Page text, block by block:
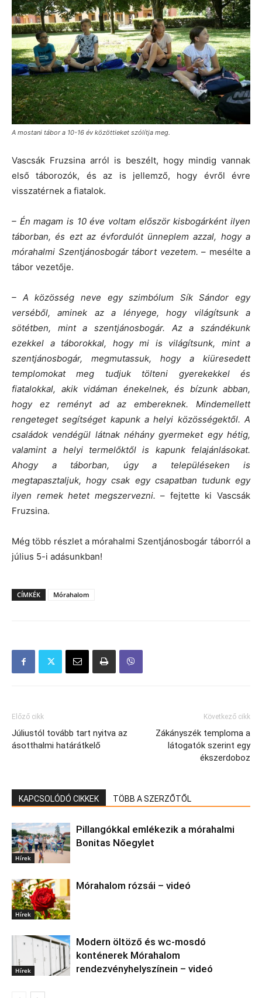
A mostani tábor a 10-16 év közöttieket szólítja meg.
Vascsák Fruzsina arról is beszélt, hogy mindig vannak
első táborozók, és az is jellemző, hogy évről évre
visszatérnek a fiatalok.
– Én magam is 10 éve voltam először kisbogárként ilyen
táborban, és ezt az évfordulót ünneplem azzal, hogy a
mórahalmi Szentjánosbogár tábort vezetem. – mesélte a
tábor vezetője.
– A közösség neve egy szimbólum Sík Sándor egy
verséből, aminek az a lényege, hogy világítsunk a
sötétben, mint a szentjánosbogár. Az a szándékunk
ezekkel a táborokkal, hogy mi is világítsunk, mint a
szentjánosbogár, megmutassuk, hogy a kiüresedett
templomokat meg tudjuk tölteni gyerekekkel és
fiatalokkal, akik vidáman énekelnek, és bízunk abban,
hogy ez reményt ad az embereknek. Mindemellett
rengeteget segítséget kapunk a helyi közösségektől. A
családok vendégül látnak néhány gyermeket egy hétig,
valamint a helyi termelőktől is kapunk felajánlásokat.
Ahogy a táborban, úgy a településeken is
megtapasztaljuk, hogy csak egy csapatban tudunk egy
ilyen remek hetet megszervezni. – fejtette ki Vascsák
Fruzsina.
Még több részlet a mórahalmi Szentjánosbogár táborról a
július 5-i adásunkban!
CÍMKÉK Mórahalom
Előző cikk
Júliustól tovább tart nyitva az
ásotthalmi határátkelő
Következő cikk
Zákányszék temploma a
látogatók szerint egy
ékszerdoboz
KAPCSOLÓDÓ CIKKEK TÖBB A SZERZŐTŐL
Hírek
Pillangókkal emlékezik a mórahalmi
Bonitas Nőegylet
Hírek
Mórahalom rózsái – videó
Hírek
Modern öltöző és wc-mosdó
konténerek Mórahalom
rendezvényhelyszínein – videó